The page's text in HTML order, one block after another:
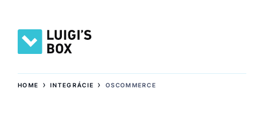
HOME ›INTEGRÁCIE ›OSCOMMERCE